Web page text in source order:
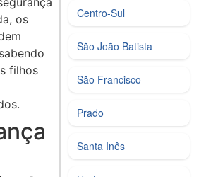
os
filhos
Centro-Sul
São João Batista
São Francisco
Prado
Santa Inês